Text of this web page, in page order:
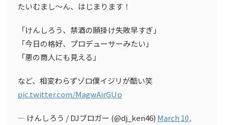
たいむまし〜ん、はじまります！
「けんしろう、禁酒の願掛け失敗早すぎ」
「今日の格好、プロデューサーみたい」
「悪の商人にも見える」
など、相変わらずゾロ僕イジリが酷い笑
pic.twitter.com/MagwAirGUp
— けんしろう / DJブロガー (@dj_ken46) March 10,